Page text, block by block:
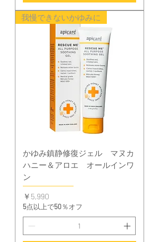
我慢できないかゆみに
かゆみ鎮静修復ジェル マヌカ
ハニー＆アロエ オールインワ
ン
価格
￥5,990
5点以上で50％オフ